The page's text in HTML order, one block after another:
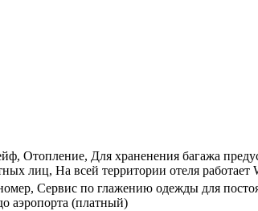
Отопление, Для храненения багажа
лиц, На всей территории отеля работает
Сервис по глажению одежды для
аэропорта (платный)